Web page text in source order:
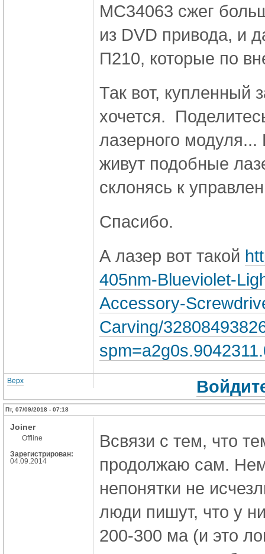
MC34063 сжег
из DVD привода, и
П210, которые по
Так вот, купленный
хочется.
лазерного
живут подобные
склонясь к
Спасибо.
А лазер вот такой
405nm-Blueviolet-
Accessory-
Carving/
Верх
Пт, 07/09/2018 - 07:18
Joiner
Offline
Зарегистрирован:
04.09.2014
Всвязи с тем, что
продолжаю сам.
непонятки не
люди пишут, что у
200-300 ма (и это